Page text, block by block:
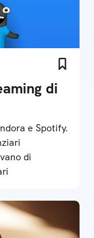
di
e Spotify.
di